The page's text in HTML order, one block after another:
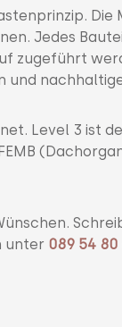
Jedes
zugeführt
und
Level 3 ist
unter 089 54 80